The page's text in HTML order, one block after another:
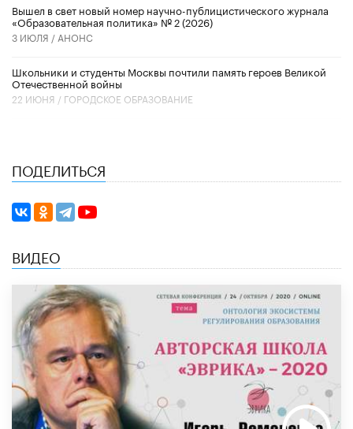
Вышел в свет новый номер научно-публицистического журнала
«Образовательная политика» № 2 (2026)
3 ИЮЛЯ / АНОНС
Школьники и студенты Москвы почтили память героев Великой
Отечественной войны
22 ИЮНЯ / ГОРОДСКОЕ ОБРАЗОВАНИЕ
ПОДЕЛИТЬСЯ
ВИДЕО